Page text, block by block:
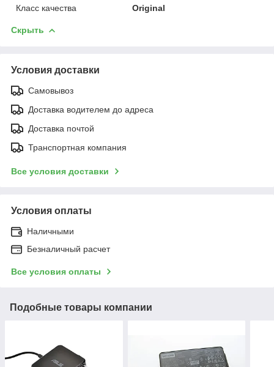
Класс качества
Original
Скрыть
Условия доставки
Самовывоз
Доставка водителем до адреса
Доставка почтой
Транспортная компания
Все условия доставки
Условия оплаты
Наличными
Безналичный расчет
Все условия оплаты
Подобные товары компании